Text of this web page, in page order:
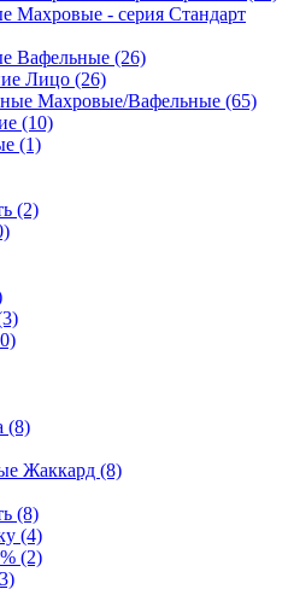
Махровые - серия Стандарт
Вафельные (26)
Лицо (26)
Махровые/Вафельные (65)
(10)
(1)
(2)
(8)
Жаккард (8)
(8)
(4)
(2)